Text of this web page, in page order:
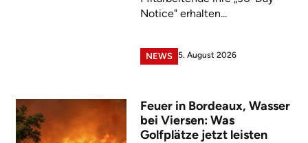
Notice" erhalten...
NEWS 5. August 2026
Feuer in Bordeaux, Wasser
bei Viersen: Was
Golfplätze jetzt leisten